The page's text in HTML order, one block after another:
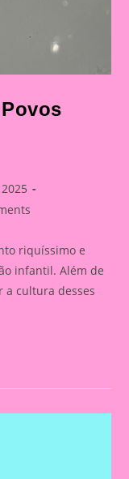
riquíssimo e
infantil. Além de
a cultura desses